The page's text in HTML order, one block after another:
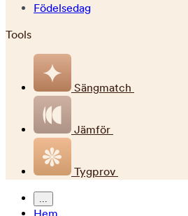
Födelsedag
Tools
Sängmatch
Jämför
Tygprov
...